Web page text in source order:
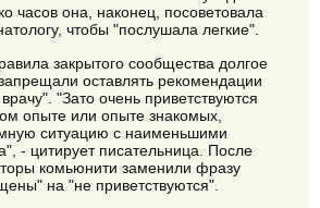
часов она, наконец, посоветовала
чтобы "послушала легкие".
закрытого сообщества долгое
оставлять рекомендации
"Зато очень приветствуются
опыте или опыте знакомых,
ситуацию с наименьшими
- цитирует писательница. После
комьюнити заменили фразу
на "не приветствуются".